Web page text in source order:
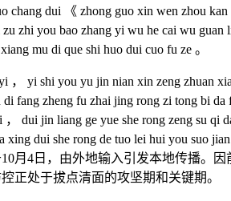
dui 《 zhong guo xin wen zhou kan
zhi you bao zhang yi wu he cai wu
mu di que shi huo dui cuo fu ze 。
you yu jin nian xin zeng zhuan
fang zheng fu zhai jing rong zi tong bi
dui jin liang ge yue she rong zeng su
fa xing dui she rong de tuo lei hui
月4日，由外地输入引发本地传播。 因
正处于拔点清面的攻坚期和关键期。